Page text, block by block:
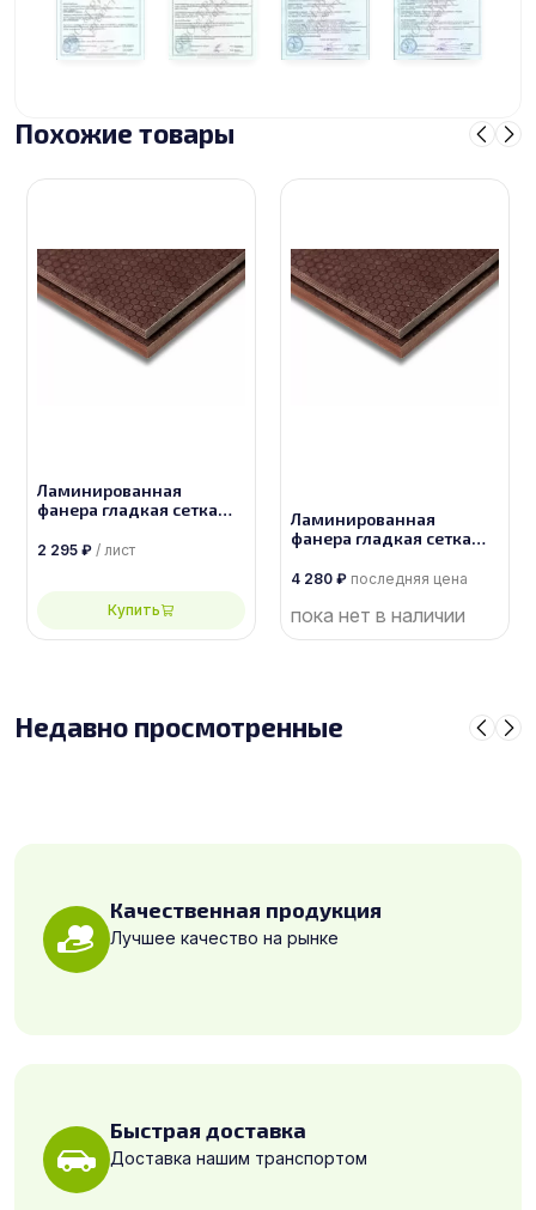
Похожие товары
Ламинированная
фанера гладкая сетка
размером 2500х1250,
2 295 ₽ / лист
Купить
Ламинированная
фанера гладкая сетка
размером 1525х3050,
4 280 ₽ последняя цена
пока нет в наличии
Недавно просмотренные
Качественная продукция
Лучшее качество на рынке
Быстрая доставка
Доставка нашим транспортом